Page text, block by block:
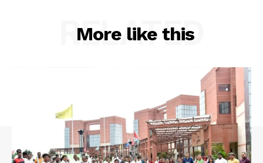
More like this
RELATED